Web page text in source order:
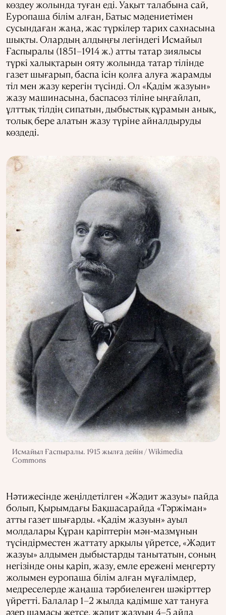
көздеу жолында туған еді. Уақыт талабына сай,
Еуропаша білім алған, Батыс мәдениетімен
сусындаған жаңа, жас түркілер тарих сахнасына
шықты. Олардың алдыңғы легіндегі Исмайыл
Ғаспыралы (1851–1914 ж.) атты татар зиялысы
түркі халықтарын ояту жолында татар тілінде
газет шығарып, баспа ісін қолға алуға жарамды
тіл мен жазу керегін түсінді. Ол «Қадім жазуын»
жазу машинасына, баспасөз тіліне ыңғайлап,
ұлттық тілдің сипатын, дыбыстық құрамын анық,
толық бере алатын жазу түріне айналдыруды
көздеді.
Исмайыл Ғаспыралы. 1915 жылға дейін / Wikimedia
Commons
Нәтижесінде жеңілдетілген «Жәдит жазуы» пайда
болып, Қырымдағы Бақшасарайда «Тәржіман»
атты газет шығарды. «Қадім жазуын» ауыл
молдалары Құран қаріптерін мән-мазмұнын
түсіндірместен жаттату арқылы үйретсе, «Жәдит
жазуы» алдымен дыбыстарды танытатын, соның
негізінде оны қаріп, жазу, емле ережені меңгерту
жолымен еуропаша білім алған мұғалімдер,
медреселерде жаңаша тәрбиеленген шәкірттер
үйретті. Балалар 1–2 жылда қадімше хат тануға
әзер шамасы жетсе, жәдит жазуын 4–5 айда